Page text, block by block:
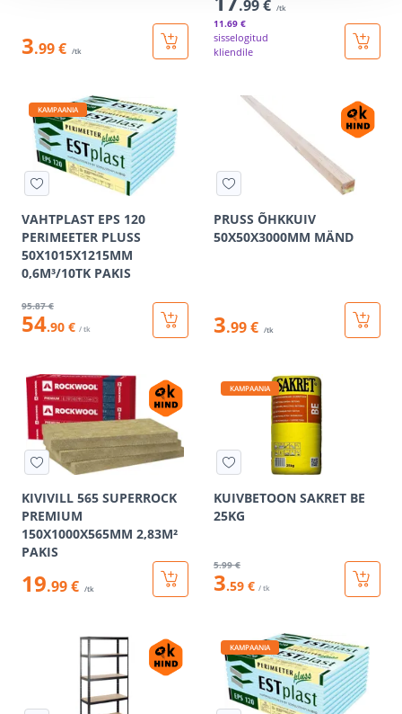
3.99 € /tk
.99 € /tk
11.69 €
sisselogitud
kliendile
KAMPAANIA
VAHTPLAST EPS 120
PERIMEETER PLUSS
50X1015X1215MM
0,6M³/10TK PAKIS
95.87 €
54.90 € / tk
PRUSS ÕHKKUIV
50X50X3000MM MÄND
3.99 € /tk
KIVIVILL 565 SUPERROCK
PREMIUM
150X1000X565MM 2,83M²
PAKIS
19.99 € /tk
KAMPAANIA
KUIVBETOON SAKRET BE
25KG
5.99 €
3.59 € / tk
KAMPAANIA